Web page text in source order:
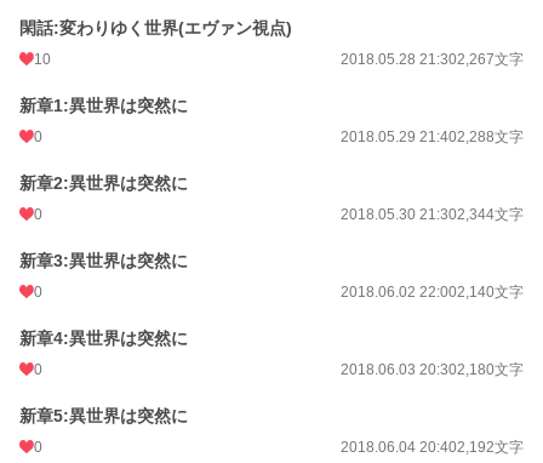
閑話:変わりゆく世界(エヴァン視点)
10 2018.05.28 21:302,267文字
新章1:異世界は突然に
0 2018.05.29 21:402,288文字
新章2:異世界は突然に
0 2018.05.30 21:302,344文字
新章3:異世界は突然に
0 2018.06.02 22:002,140文字
新章4:異世界は突然に
0 2018.06.03 20:302,180文字
新章5:異世界は突然に
0 2018.06.04 20:402,192文字